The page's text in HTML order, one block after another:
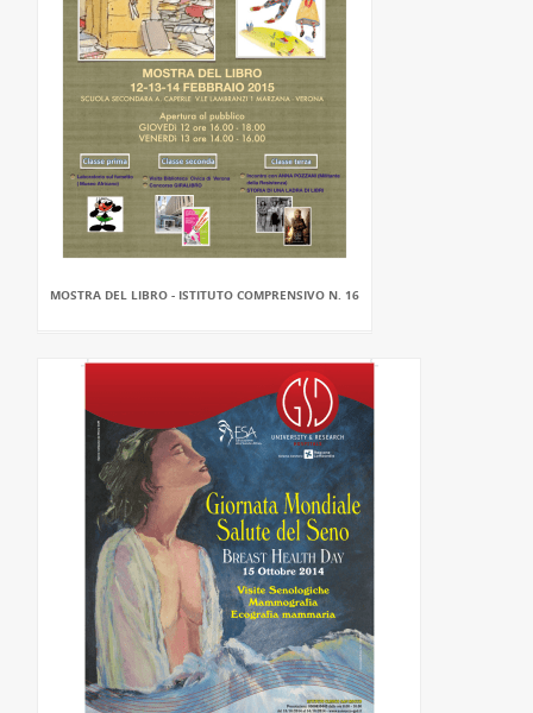
MOSTRA DEL LIBRO - ISTITUTO COMPRENSIVO N. 16